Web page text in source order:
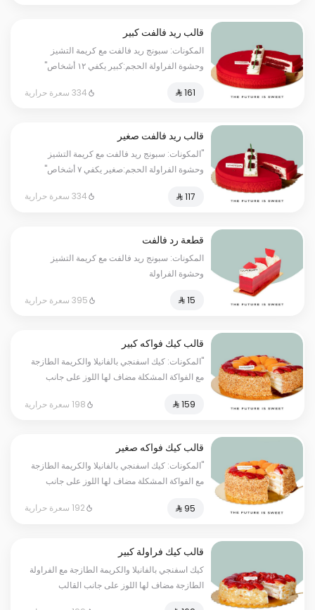
قالب ريد فالفت كبير
المكونات: سبونج ريد فالفت مع كريمة التشيز
وحشوة الفراولة الحجم:كبير يكفي ١٢ أشخاص"
334 سعرة حرارية
قالب ريد فالفت صغير
"المكونات: سبونج ريد فالفت مع كريمة التشيز
وحشوة الفراولة الحجم:صغير يكفي ٧ أشخاص"
334 سعرة حرارية
قطعة رد فالفت
المكونات: سبونج ريد فالفت مع كريمة التشيز
وحشوة الفراولة
395 سعرة حرارية
قالب كيك فواكه كبير
"المكونات: كيك اسفنجي بالفانيلا والكريمة الطازجة
مع الفواكة المشكلة مضاف لها اللوز على جانب
الحساسية : قد يحتوي على ( الجلوتين - المكسرات
198 سعرة حرارية
قالب كيك فواكه صغير
"المكونات: كيك اسفنجي بالفانيلا والكريمة الطازجة
مع الفواكة المشكلة مضاف لها اللوز على جانب
الحساسية : قد يحتوي على ( الجلوتين - المكسرات
192 سعرة حرارية
قالب كيك فراولة كبير
كيك اسفنجي بالفانيلا والكريمة الطازجة مع الفراولة
الطازجة مضاف لها اللوز على جانب القالب